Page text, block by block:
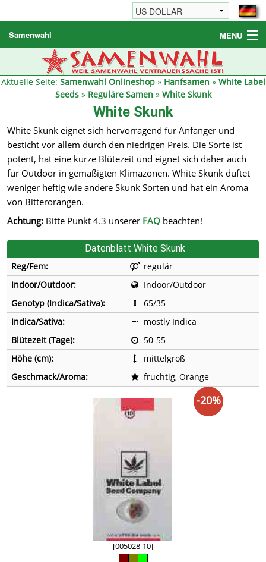
Samenwahl MENU
Hanfsamen
Weitere Produkte
Bestellhinweise / FAQ
Reseller
Aktuelle Seite: Samenwahl Onlineshop» Hanfsamen » White Label
Seeds» Reguläre Samen » White Skunk
White Skunk
White Skunk eignet sich hervorragend für Anfänger und
besticht vor allem durch den niedrigen Preis. Die Sorte ist
potent, hat eine kurze Blütezeit und eignet sich daher auch
für Outdoor in gemäßigten Klimazonen. White Skunk duftet
weniger heftig wie andere Skunk Sorten und hat ein Aroma
von Bitterorangen.
Achtung: Bitte Punkt 4.3 unserer FAQ beachten!
Datenblatt White Skunk
Reg/Fem:
regulär
Indoor/Outdoor:
Indoor/Outdoor
Genotyp (Indica/Sativa):
65/35
Indica/Sativa:
mostly Indica
Blütezeit (Tage):
50-55
Höhe (cm):
mittelgroß
Geschmack/Aroma:
fruchtig, Orange
[005028-10]
-20%